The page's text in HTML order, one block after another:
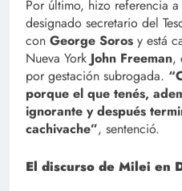
Por último, hizo referencia a
designado secretario del
con George Soros y está
Nueva York John Freeman,
por gestación subrogada.
porque el que tenés,
ignorante y después
cachivache”, sentenció.
El discurso de Milei en